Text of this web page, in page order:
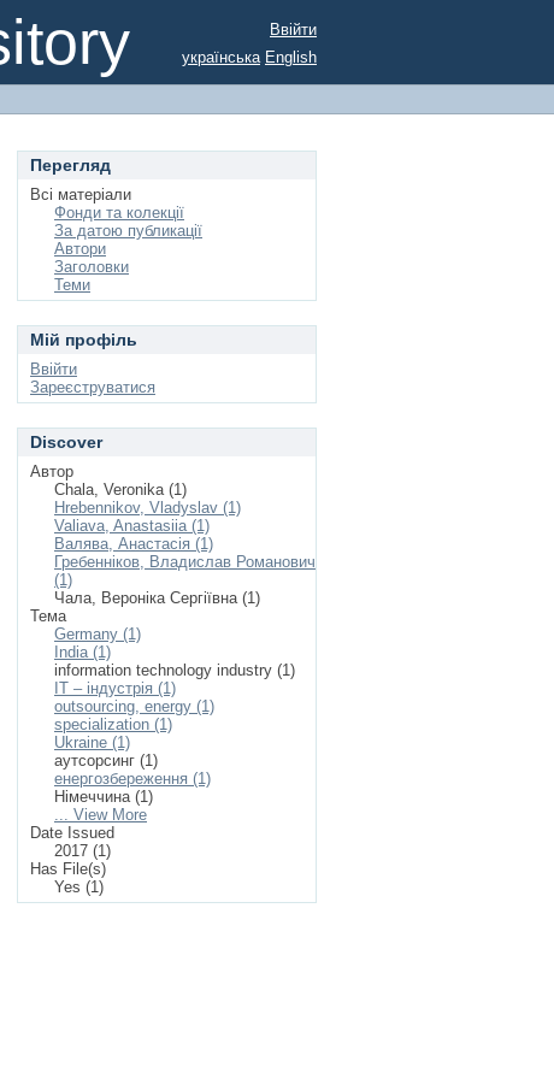
Ввійти
українська English
Перегляд
Всі матеріали
Фонди та колекції
За датою публикації
Автори
Заголовки
Теми
Мій профіль
Ввійти
Зареєструватися
Discover
Автор
Chala, Veronika (1)
Hrebennikov, Vladyslav (1)
Valiava, Anastasiia (1)
Валява, Анастасія (1)
Гребенніков, Владислав Романович
(1)
Чала, Вероніка Сергіївна (1)
Тема
Germany (1)
India (1)
information technology industry (1)
IT – індустрія (1)
outsourcing, energy (1)
specialization (1)
Ukraine (1)
аутсорсинг (1)
енергозбереження (1)
Німеччина (1)
... View More
Date Issued
2017 (1)
Has File(s)
Yes (1)